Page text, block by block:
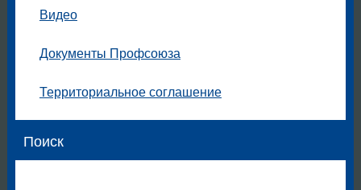
Видео
Документы Профсоюза
Территориальное соглашение
Поиск